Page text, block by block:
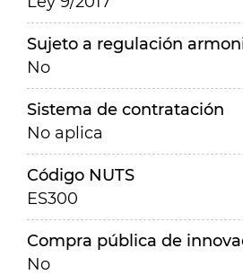
Sujeto a regulación
No
Sistema de contratación
No aplica
Código NUTS
ES300
Compra pública de
No